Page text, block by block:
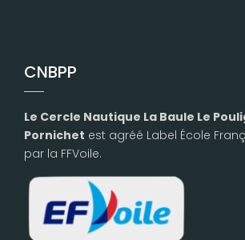
CNBPP
Le Cercle Nautique La Baule Le
Pornichet est agréé Label École
par la FFVoile.